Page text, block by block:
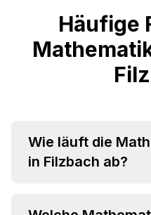
Häufige
Wie läuft die
in Filzbach ab?